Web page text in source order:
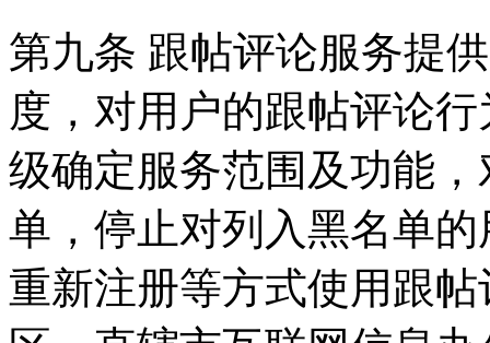
第九条 跟帖评论服务提
度，对用户的跟帖评论
级确定服务范围及功能
单，停止对列入黑名单
重新注册等方式使用跟